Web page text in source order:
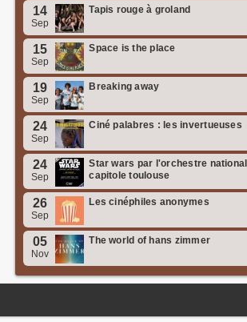
14
Sep
Tapis rouge à groland
15
Sep
Space is the place
19
Sep
Breaking away
24
Sep
Ciné palabres : les invertueuses
24
Sep
Star wars par l'orchestre national
capitole toulouse
26
Sep
Les cinéphiles anonymes
05
Nov
The world of hans zimmer